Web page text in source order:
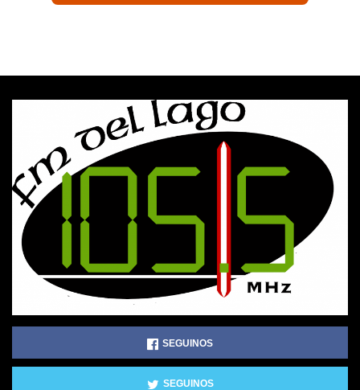
SEGUINOS
SEGUINOS